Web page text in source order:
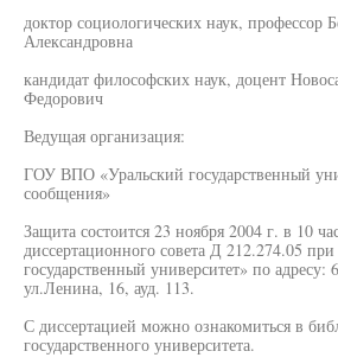
доктор социологических наук, профессор
Александровна
кандидат философских наук, доцент
Федорович
Ведущая организация:
ГОУ ВПО «Уральский государственный
сообщения»
Защита состоится 23 ноября 2004 г. в 10
диссертационного совета Д 212.274.05
государственный университет» по
ул.Ленина, 16, ауд. 113.
С диссертацией можно ознакомиться в
государственного университета.